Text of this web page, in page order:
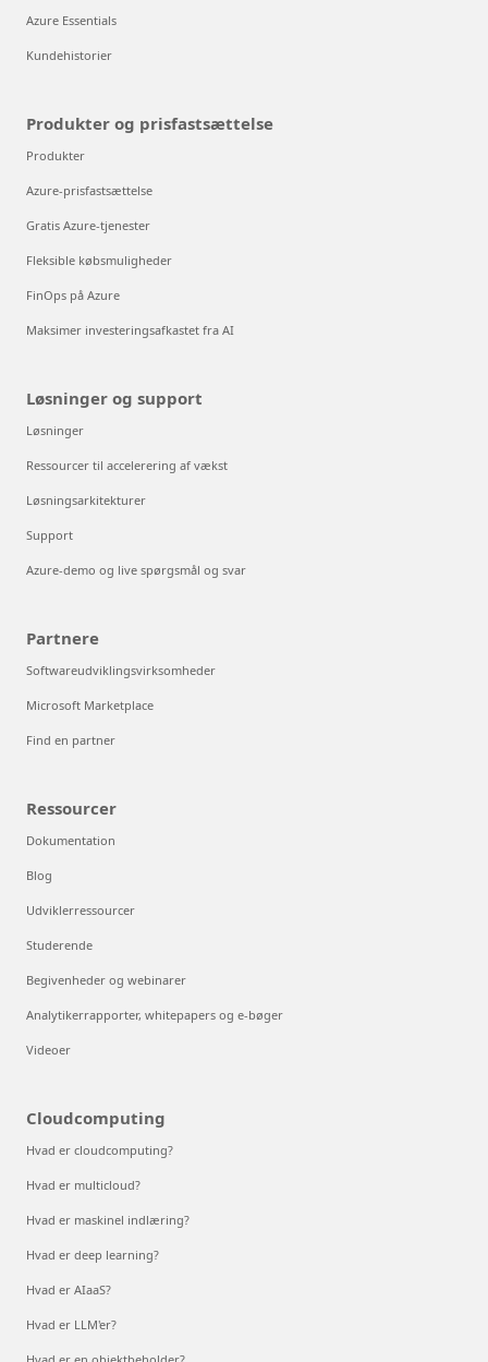
Azure Essentials
Kundehistorier
Produkter og prisfastsættelse
Produkter
Azure-prisfastsættelse
Gratis Azure-tjenester
Fleksible købsmuligheder
FinOps på Azure
Maksimer investeringsafkastet fra AI
Løsninger og support
Løsninger
Ressourcer til accelerering af vækst
Løsningsarkitekturer
Support
Azure-demo og live spørgsmål og svar
Partnere
Softwareudviklingsvirksomheder
Microsoft Marketplace
Find en partner
Ressourcer
Dokumentation
Blog
Udviklerressourcer
Studerende
Begivenheder og webinarer
Analytikerrapporter, whitepapers og e-bøger
Videoer
Cloudcomputing
Hvad er cloudcomputing?
Hvad er multicloud?
Hvad er maskinel indlæring?
Hvad er deep learning?
Hvad er AIaaS?
Hvad er LLM'er?